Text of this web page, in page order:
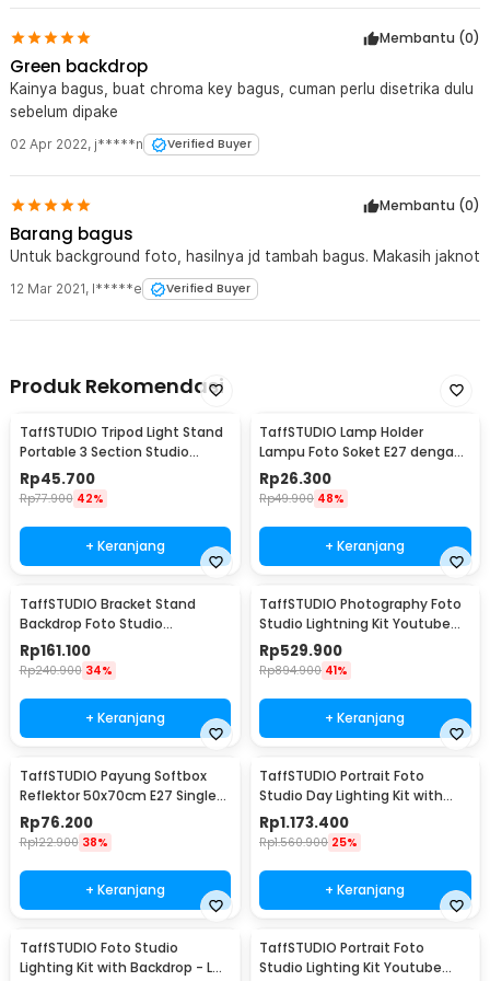
Membantu (0)
Green backdrop
Kainya bagus, buat chroma key bagus, cuman perlu disetrika dulu
sebelum dipake
02 Apr 2022, j*****n Verified Buyer
Membantu (0)
Barang bagus
Untuk background foto, hasilnya jd tambah bagus. Makasih jaknot
12 Mar 2021, I*****e Verified Buyer
Produk Rekomendasi
TaffSTUDIO Tripod Light Stand
Portable 3 Section Studio
Lighting 2M - SN303
Rp45.700
Rp77.900 42%
+ Keranjang
TaffSTUDIO Lamp Holder
Lampu Foto Soket E27 dengan
Dudukan Payung Kabel 1.6M -
HQ-DZ001
Rp26.300
Rp49.900 48%
+ Keranjang
TaffSTUDIO Bracket Stand
Backdrop Foto Studio
190x300cm - BS-300
Rp161.100
Rp240.900 34%
+ Keranjang
TaffSTUDIO Photography Foto
Studio Lightning Kit Youtube
Vlog - D-HZ7
Rp529.900
Rp894.900 41%
+ Keranjang
TaffSTUDIO Payung Softbox
Reflektor 50x70cm E27 Single
Socket - CL-RT50
Rp76.200
Rp122.900 38%
+ Keranjang
TaffSTUDIO Portrait Foto
Studio Day Lighting Kit with
Backdrop - LD-TZ25
Rp1.173.400
Rp1.560.900 25%
+ Keranjang
TaffSTUDIO Foto Studio
Lighting Kit with Backdrop - LD-
TaffSTUDIO Portrait Foto
Studio Lighting Kit Youtube